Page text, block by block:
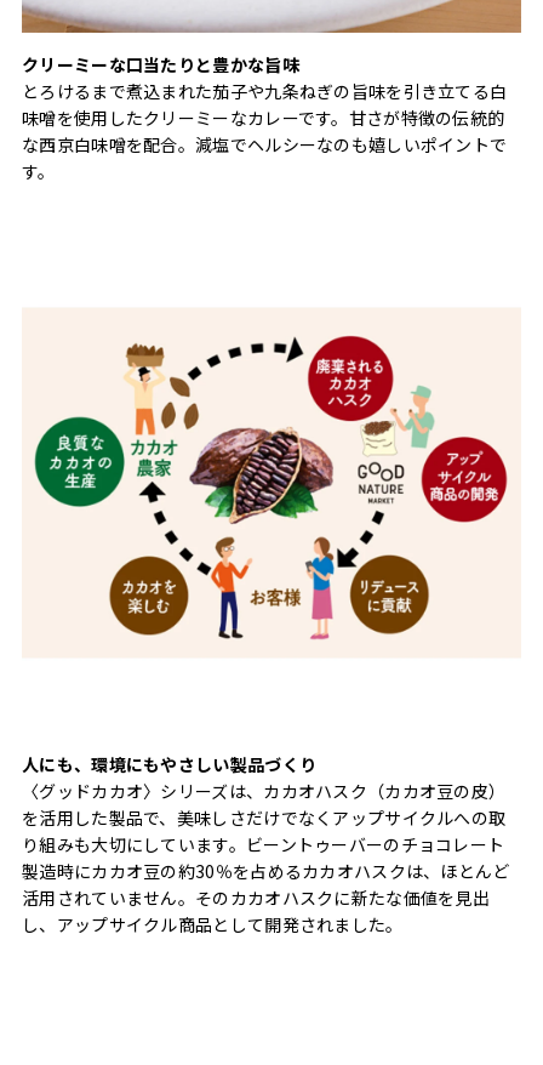
クリーミーな口当たりと豊かな旨味
とろけるまで煮込まれた茄子や九条ねぎの旨味を引き立てる白
味噌を使用したクリーミーなカレーです。甘さが特徴の伝統的
な西京白味噌を配合。減塩でヘルシーなのも嬉しいポイントで
す。
人にも、環境にもやさしい製品づくり
〈グッドカカオ〉シリーズは、カカオハスク（カカオ豆の皮）
を活用した製品で、美味しさだけでなくアップサイクルへの取
り組みも大切にしています。ビーントゥーバーのチョコレート
製造時にカカオ豆の約30％を占めるカカオハスクは、ほとんど
活用されていません。そのカカオハスクに新たな価値を見出
し、アップサイクル商品として開発されました。